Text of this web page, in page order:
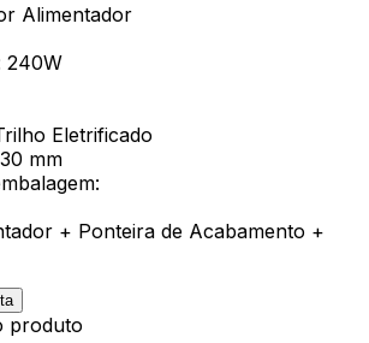
Alimentador
240W
Eletrificado
mm
+ Ponteira de Acabamento +
produto